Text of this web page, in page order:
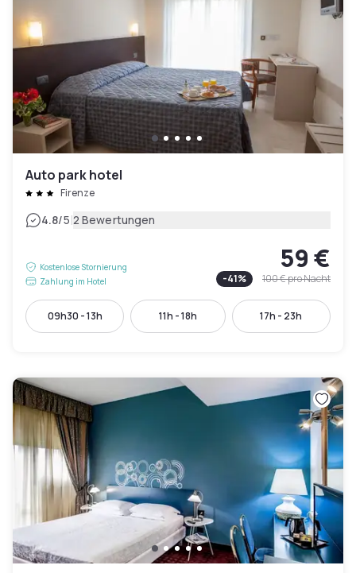
Auto park hotel
Firenze
4.8/5|2 Bewertungen
Kostenlose Stornierung
Zahlung im Hotel
59 €
-41% 100 €pro Nacht
09h30 - 13h 11h - 18h 17h - 23h